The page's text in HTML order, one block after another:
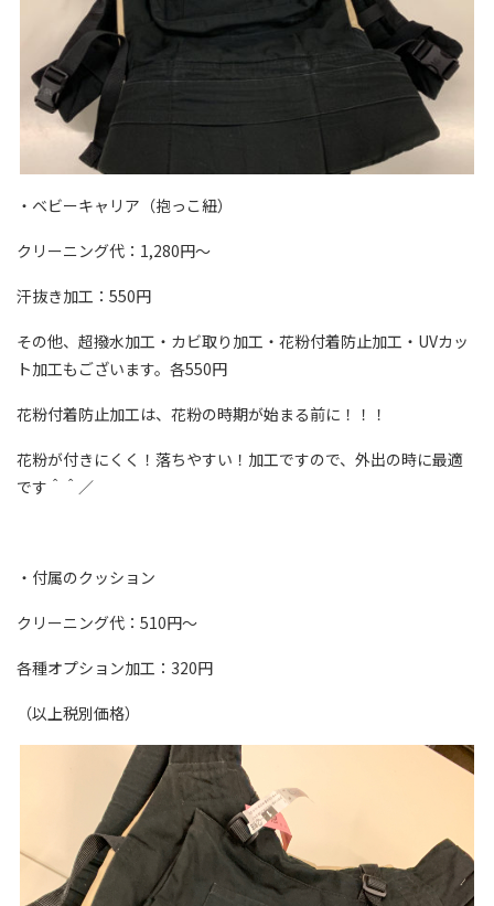
・ベビーキャリア（抱っこ紐）
クリーニング代：1,280円〜
汗抜き加工：550円
その他、超撥水加工・カビ取り加工・花粉付着防止加工・UVカッ
ト加工もございます。各550円
花粉付着防止加工は、花粉の時期が始まる前に！！！
花粉が付きにくく！落ちやすい！加工ですので、外出の時に最適
です＾＾／
・付属のクッション
クリーニング代：510円〜
各種オプション加工：320円
（以上税別価格）